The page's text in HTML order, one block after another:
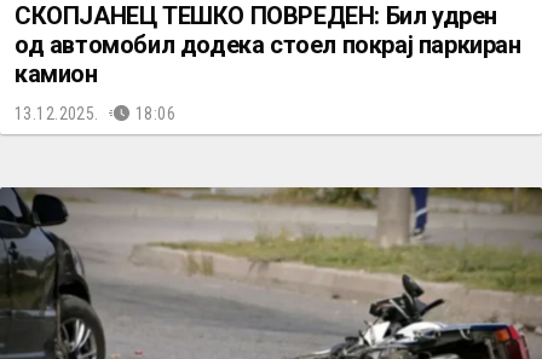
СКОПЈАНЕЦ ТЕШКО ПОВРЕДЕН: Бил удрен
од автомобил додека стоел покрај паркиран
камион
13.12.2025. 18:06